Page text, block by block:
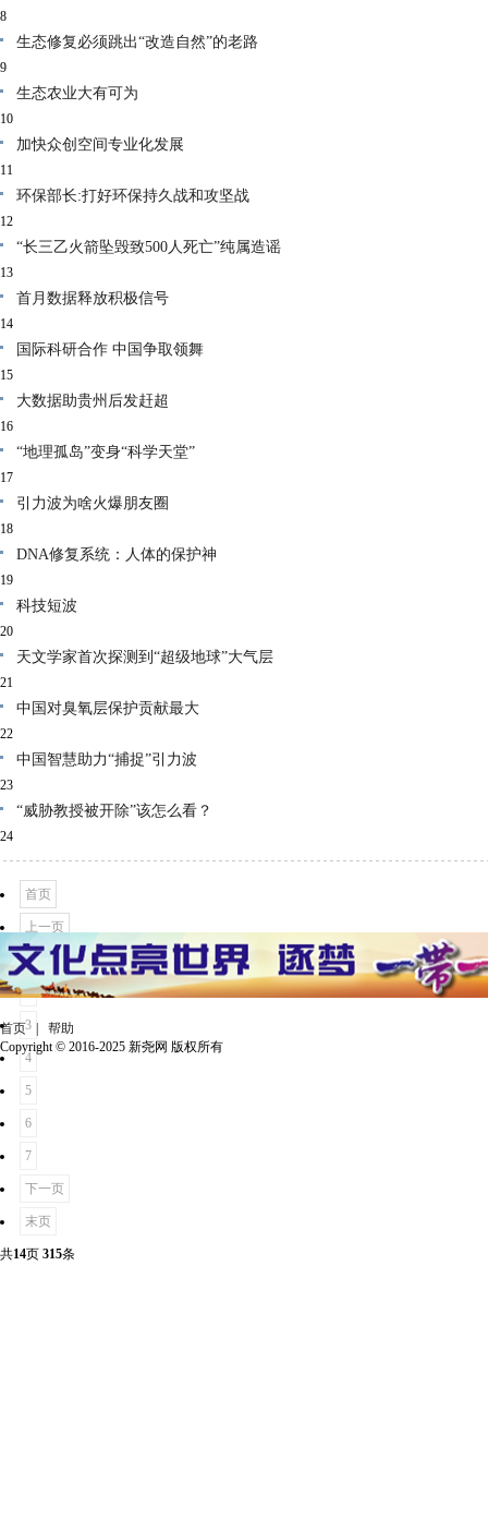
8
生态修复必须跳出“改造自然”的老路
9
生态农业大有可为
10
加快众创空间专业化发展
11
环保部长:打好环保持久战和攻坚战
12
“长三乙火箭坠毁致500人死亡”纯属造谣
13
首月数据释放积极信号
14
国际科研合作 中国争取领舞
15
大数据助贵州后发赶超
16
“地理孤岛”变身“科学天堂”
17
引力波为啥火爆朋友圈
18
DNA修复系统：人体的保护神
19
科技短波
20
天文学家首次探测到“超级地球”大气层
21
中国对臭氧层保护贡献最大
22
中国智慧助力“捕捉”引力波
23
“威胁教授被开除”该怎么看？
24
首页
上一页
1
2
3
4
5
6
7
下一页
末页
共14页 315条
首页| 帮助
Copyright © 2016-2025 新尧网 版权所有